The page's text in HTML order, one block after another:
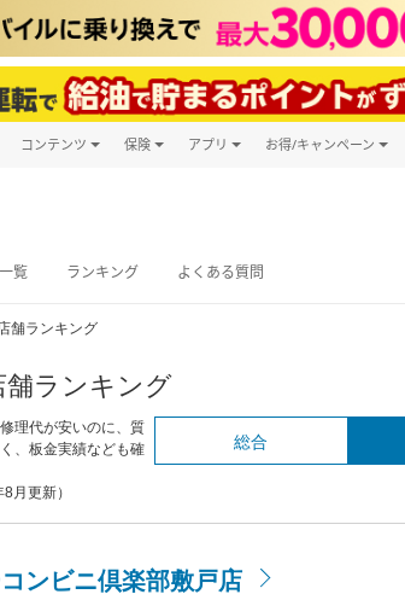
コンテンツ 保険 アプリ お得/キャンペーン
覧 ランキング よくある質問
舗ランキング
舗ランキング
理代が安いのに、質
、板金実績なども確
月更新）
総合
ンビニ倶楽部敷戸店